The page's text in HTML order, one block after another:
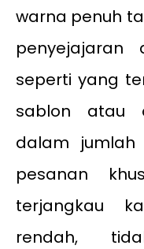
warna penuh
penyejajaran
seperti yang
sablon atau
dalam
pesanan
terjangkau
rendah,